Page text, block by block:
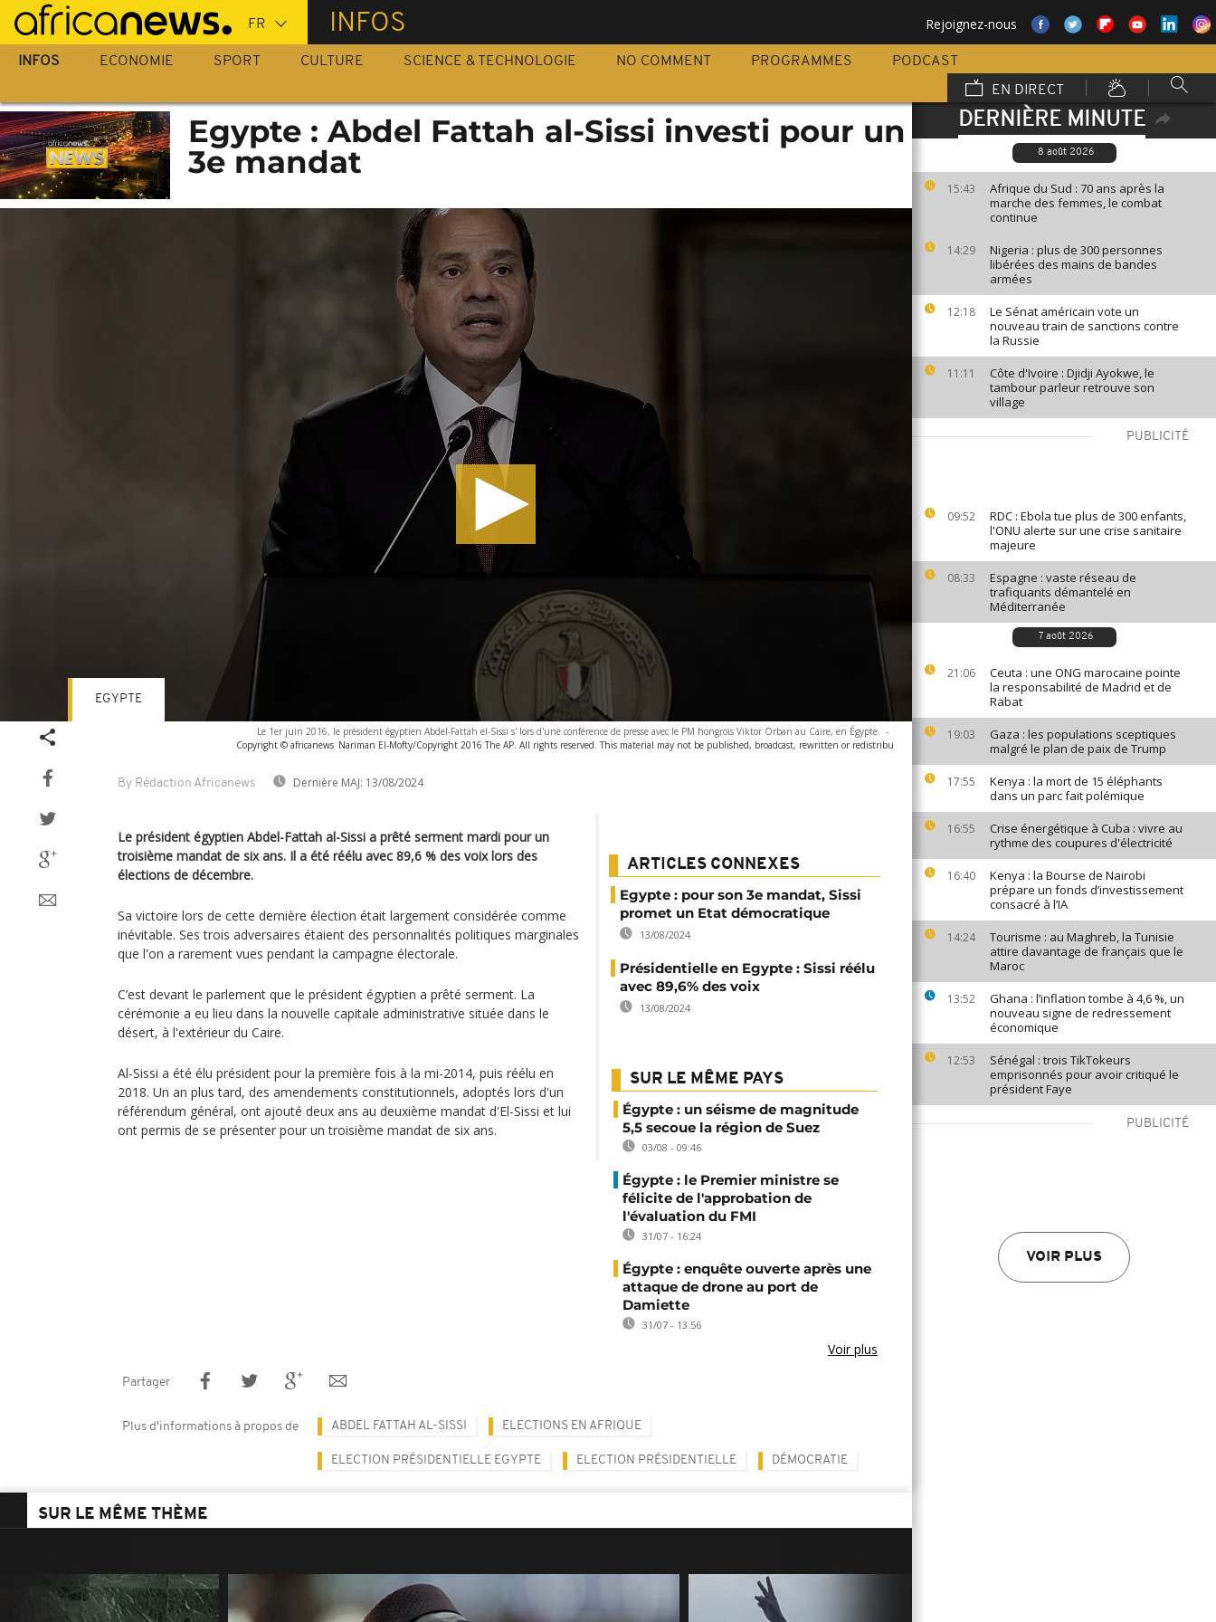
Passer
au
contenu
INFOS Rejoignez-nous
INFOS ECONOMIE SPORT CULTURE SCIENCE & TECHNOLOGIE NO COMMENT PROGRAMMES
PODCAST
EN DIRECT
DERNIÈRE MINUTE
8 août 2026
15:43
Afrique du Sud : 70 ans après la
marche des femmes, le combat
continue
14:29
Nigeria : plus de 300 personnes
libérées des mains de bandes
armées
12:18
Le Sénat américain vote un
nouveau train de sanctions contre
la Russie
11:11
Côte d'Ivoire : Djidji Ayokwe, le
tambour parleur retrouve son
village
PUBLICITÉ
09:52
RDC : Ebola tue plus de 300 enfants,
l'ONU alerte sur une crise sanitaire
majeure
08:33
Espagne : vaste réseau de
trafiquants démantelé en
Méditerranée
7 août 2026
21:06
Ceuta : une ONG marocaine pointe
la responsabilité de Madrid et de
Rabat
19:03
Gaza : les populations sceptiques
malgré le plan de paix de Trump
17:55
Kenya : la mort de 15 éléphants
dans un parc fait polémique
16:55
Crise énergétique à Cuba : vivre au
rythme des coupures d'électricité
16:40
Kenya : la Bourse de Nairobi
prépare un fonds d’investissement
consacré à l’IA
14:24
Tourisme : au Maghreb, la Tunisie
attire davantage de français que le
Maroc
13:52
Ghana : l’inflation tombe à 4,6 %, un
nouveau signe de redressement
économique
12:53
Sénégal : trois TikTokeurs
emprisonnés pour avoir critiqué le
président Faye
PUBLICITÉ
VOIR PLUS
Egypte : Abdel Fattah al-Sissi investi pour un
3e mandat
Le 1er juin 2016, le président égyptien Abdel-Fattah el-Sissi s' lors d'une conférence de presse avec le PM hongrois Viktor Orban au Caire, en Égypte. -
Copyright © africanews Nariman El-Mofty/Copyright 2016 The AP. All rights reserved. This material may not be published, broadcast, rewritten or redistribu
By Rédaction Africanews Dernière MAJ: 13/08/2024
EGYPTE
Le président égyptien Abdel-Fattah al-Sissi a prêté serment mardi pour un
troisième mandat de six ans. Il a été réélu avec 89,6 % des voix lors des
élections de décembre.
Sa victoire lors de cette dernière élection était largement considérée comme
inévitable. Ses trois adversaires étaient des personnalités politiques marginales
que l'on a rarement vues pendant la campagne électorale.
C’est devant le parlement que le président égyptien a prêté serment. La
cérémonie a eu lieu dans la nouvelle capitale administrative située dans le
désert, à l'extérieur du Caire.
Al-Sissi a été élu président pour la première fois à la mi-2014, puis réélu en
2018. Un an plus tard, des amendements constitutionnels, adoptés lors d'un
référendum général, ont ajouté deux ans au deuxième mandat d'El-Sissi et lui
ont permis de se présenter pour un troisième mandat de six ans.
ARTICLES CONNEXES
Egypte : pour son 3e mandat, Sissi
promet un Etat démocratique
13/08/2024
Présidentielle en Egypte : Sissi réélu
avec 89,6% des voix
13/08/2024
SUR LE MÊME PAYS
Égypte : un séisme de magnitude
5,5 secoue la région de Suez
03/08 - 09:46
Égypte : le Premier ministre se
félicite de l'approbation de
l'évaluation du FMI
31/07 - 16:24
Égypte : enquête ouverte après une
attaque de drone au port de
Damiette
31/07 - 13:56
Voir plus
Partager
Plus d'informations à propos de ABDEL FATTAH AL-SISSI ELECTIONS EN AFRIQUE
ELECTION PRÉSIDENTIELLE EGYPTE ELECTION PRÉSIDENTIELLE DÉMOCRATIE
SUR LE MÊME THÈME